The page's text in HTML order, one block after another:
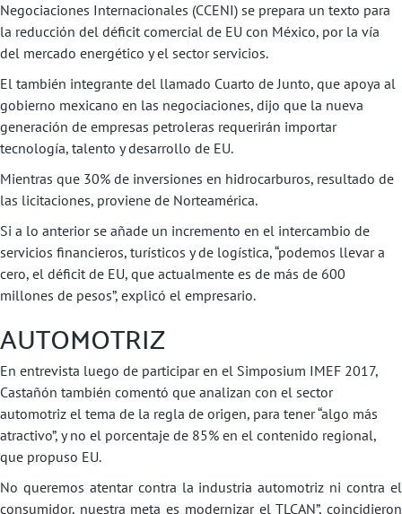
Negociaciones Internacionales (CCENI) se prepara un texto para
la reducción del déficit comercial de EU con México, por la vía
del mercado energético y el sector servicios.
El también integrante del llamado Cuarto de Junto, que apoya al
gobierno mexicano en las negociaciones, dijo que la nueva
generación de empresas petroleras requerirán importar
tecnología, talento y desarrollo de EU.
Mientras que 30% de inversiones en hidrocarburos, resultado de
las licitaciones, proviene de Norteamérica.
Si a lo anterior se añade un incremento en el intercambio de
servicios financieros, turísticos y de logística, “podemos llevar a
cero, el déficit de EU, que actualmente es de más de 600
millones de pesos”, explicó el empresario.
AUTOMOTRIZ
En entrevista luego de participar en el Simposium IMEF 2017,
Castañón también comentó que analizan con el sector
automotriz el tema de la regla de origen, para tener “algo más
atractivo”, y no el porcentaje de 85% en el contenido regional,
que propuso EU.
No queremos atentar contra la industria automotriz ni contra el
consumidor, nuestra meta es modernizar el TLCAN”, coincidieron